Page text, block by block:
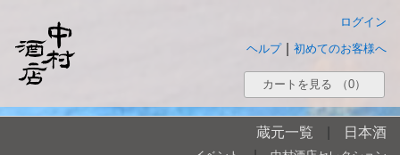
ログイン
初めてのお客様へ
ヘルプ
カートを見る （0）
蔵元一覧 日本酒